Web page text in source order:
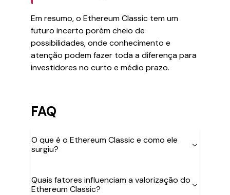
Em resumo, o Ethereum Classic tem um
futuro incerto porém cheio de
possibilidades, onde conhecimento e
atenção podem fazer toda a diferença para
investidores no curto e médio prazo.
FAQ
O que é o Ethereum Classic e como ele
surgiu?
Quais fatores influenciam a valorização do
Ethereum Classic?